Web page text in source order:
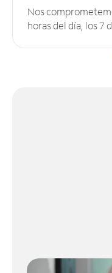
Nos
horas del día, los 7